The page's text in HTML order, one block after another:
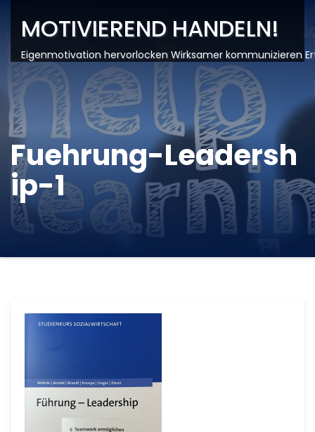
MOTIVIEREND HANDELN!
Eigenmotivation hervorlocken Wirksamer kommunizieren
Fuehrung-Leadersh
ip-1